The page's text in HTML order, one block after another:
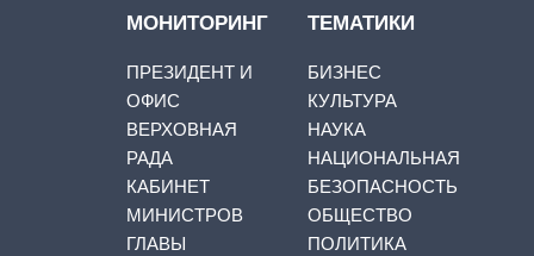
МОНИТОРИНГ
ПРЕЗИДЕНТ И
ОФИС
ВЕРХОВНАЯ
РАДА
КАБИНЕТ
МИНИСТРОВ
ГЛАВЫ
ТЕМАТИКИ
БИЗНЕС
КУЛЬТУРА
НАУКА
НАЦИОНАЛЬНАЯ
БЕЗОПАСНОСТЬ
ОБЩЕСТВО
ПОЛИТИКА